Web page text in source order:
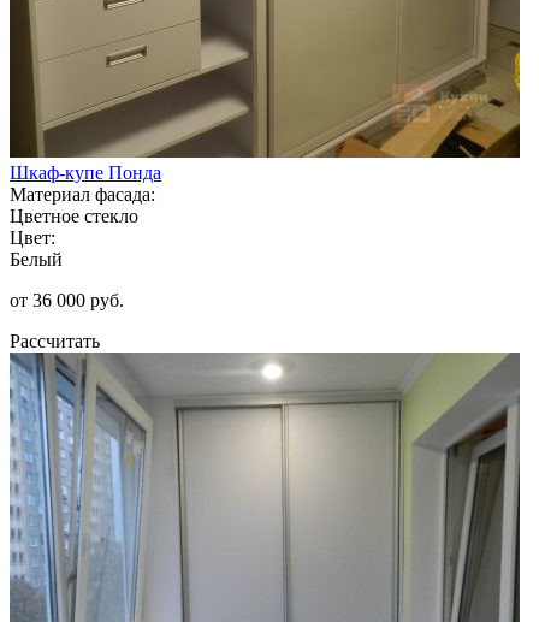
Шкаф-купе Понда
Материал фасада:
Цветное стекло
Цвет:
Белый
от 36 000 руб.
Рассчитать